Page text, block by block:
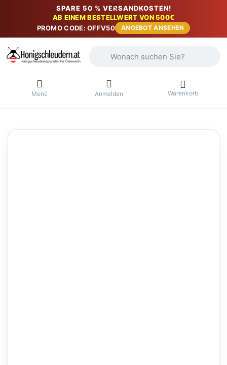
SPARE 50 % VERSANDKOSTEN!
AB EINEM BESTELLWERT VON 500€
PROMO CODE: OFFV50
ANGEBOT ANSEHEN
Menü Anmelden Warenkorb